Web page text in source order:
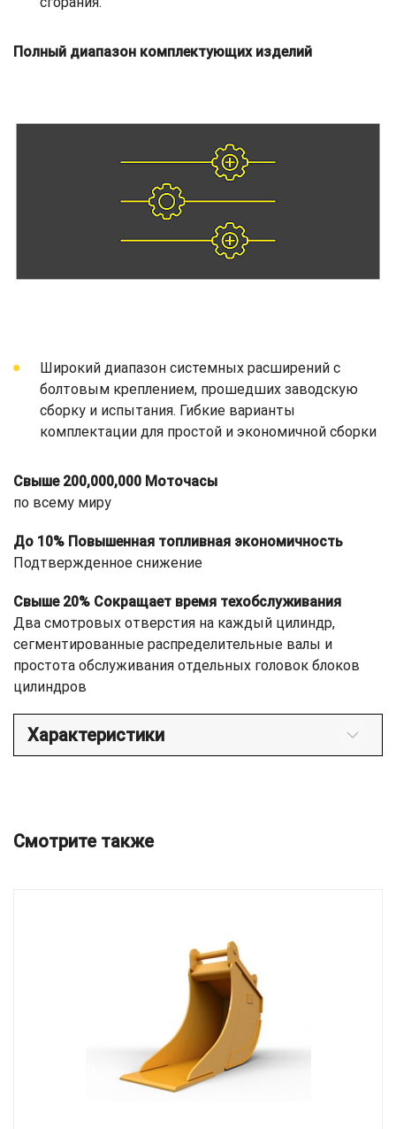
Полный диапазон комплектующих изделий
Широкий диапазон системных расширений с
болтовым креплением, прошедших заводскую
сборку и испытания. Гибкие варианты
комплектации для простой и экономичной сборки
Свыше 200,000,000 Моточасы
по всему миру
До 10% Повышенная топливная экономичность
Подтвержденное снижение
Свыше 20% Сокращает время техобслуживания
Два смотровых отверстия на каждый цилиндр,
сегментированные распределительные валы и
простота обслуживания отдельных головок блоков
цилиндров
Характеристики
Смотрите также